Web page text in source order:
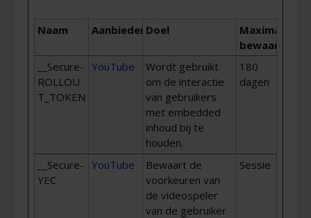
Naam Aanbieder Doel
Maximale
__Secure-
ROLLOU
T_TOKEN
YouTube
Wordt gebruikt
om de interactie
van gebruikers
met embedded
inhoud bij te
houden.
180
dagen
__Secure-
YEC
YouTube
Bewaart de
voorkeuren van
de videospeler
van de gebruiker
Sessie